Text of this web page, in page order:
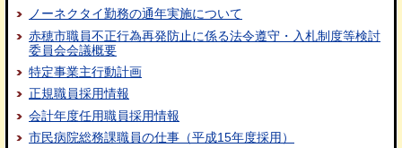
ノーネクタイ勤務の通年実施について
赤穂市職員不正行為再発防止に係る法令遵守・入札制度等検討
委員会会議概要
特定事業主行動計画
正規職員採用情報
会計年度任用職員採用情報
市民病院総務課職員の仕事（平成15年度採用）